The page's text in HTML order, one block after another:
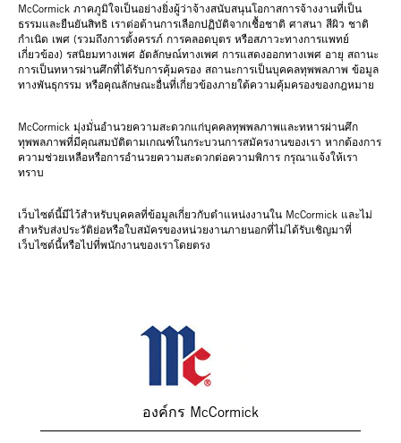
McCormick ภาคภูมิใจเป็นอย่างยิ่งผู้ว่าจ้างสนับสนุนโอกาสการจ้างงานที่เป็น
ธรรมและยืนยันสิทธิ เราต่อต้านการเลือกปฏิบัติจากเชื้อชาติ ศาสนา สีผิว ชาติ
กำเนิด เพศ (รวมถึงการตั้งครรภ์ การคลอดบุตร หรือสภาวะทางการแพทย์
เกี่ยวข้อง) รสนิยมทางเพศ อัตลักษณ์ทางเพศ การแสดงออกทางเพศ อายุ สถานะ
การเป็นทหารผ่านศึกที่ได้รับการคุ้มครอง สถานะการเป็นบุคคลทุพพลภาพ ข้อมูล
ทางพันธุกรรม หรือคุณลักษณะอื่นที่เกี่ยวข้องภายใต้ความคุ้มครองของกฎหมาย
McCormick มุ่งมั่นอำนวยความสะดวกแก่บุคคลทุพพลภาพและทหารผ่านศึก
ทุพพลภาพที่มีคุณสมบัติตามเกณฑ์ในกระบวนการสมัครงานของเรา หากต้องการ
ความช่วยเหลือหรือการอำนวยความสะดวกต่อความพิการ กรุณาแจ้งให้เรา
ทราบ
เว็บไซต์นี้มีไว้สำหรับบุคคลที่ข้อมูลเกี่ยวกับตำแหน่งงานใน McCormick และไม่
สำหรับส่งประวัติย่อหรือใบสมัครของหน่วยงานภายนอกที่ไม่ได้รับเชิญมาที่
เว็บไซต์นี้หรือไปที่พนักงานของเราโดยตรง
องค์กร McCormick